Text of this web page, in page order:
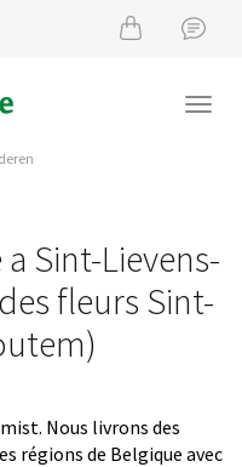
Sint-Lievens-
fleurs Sint-
Nous livrons des
régions de Belgique avec